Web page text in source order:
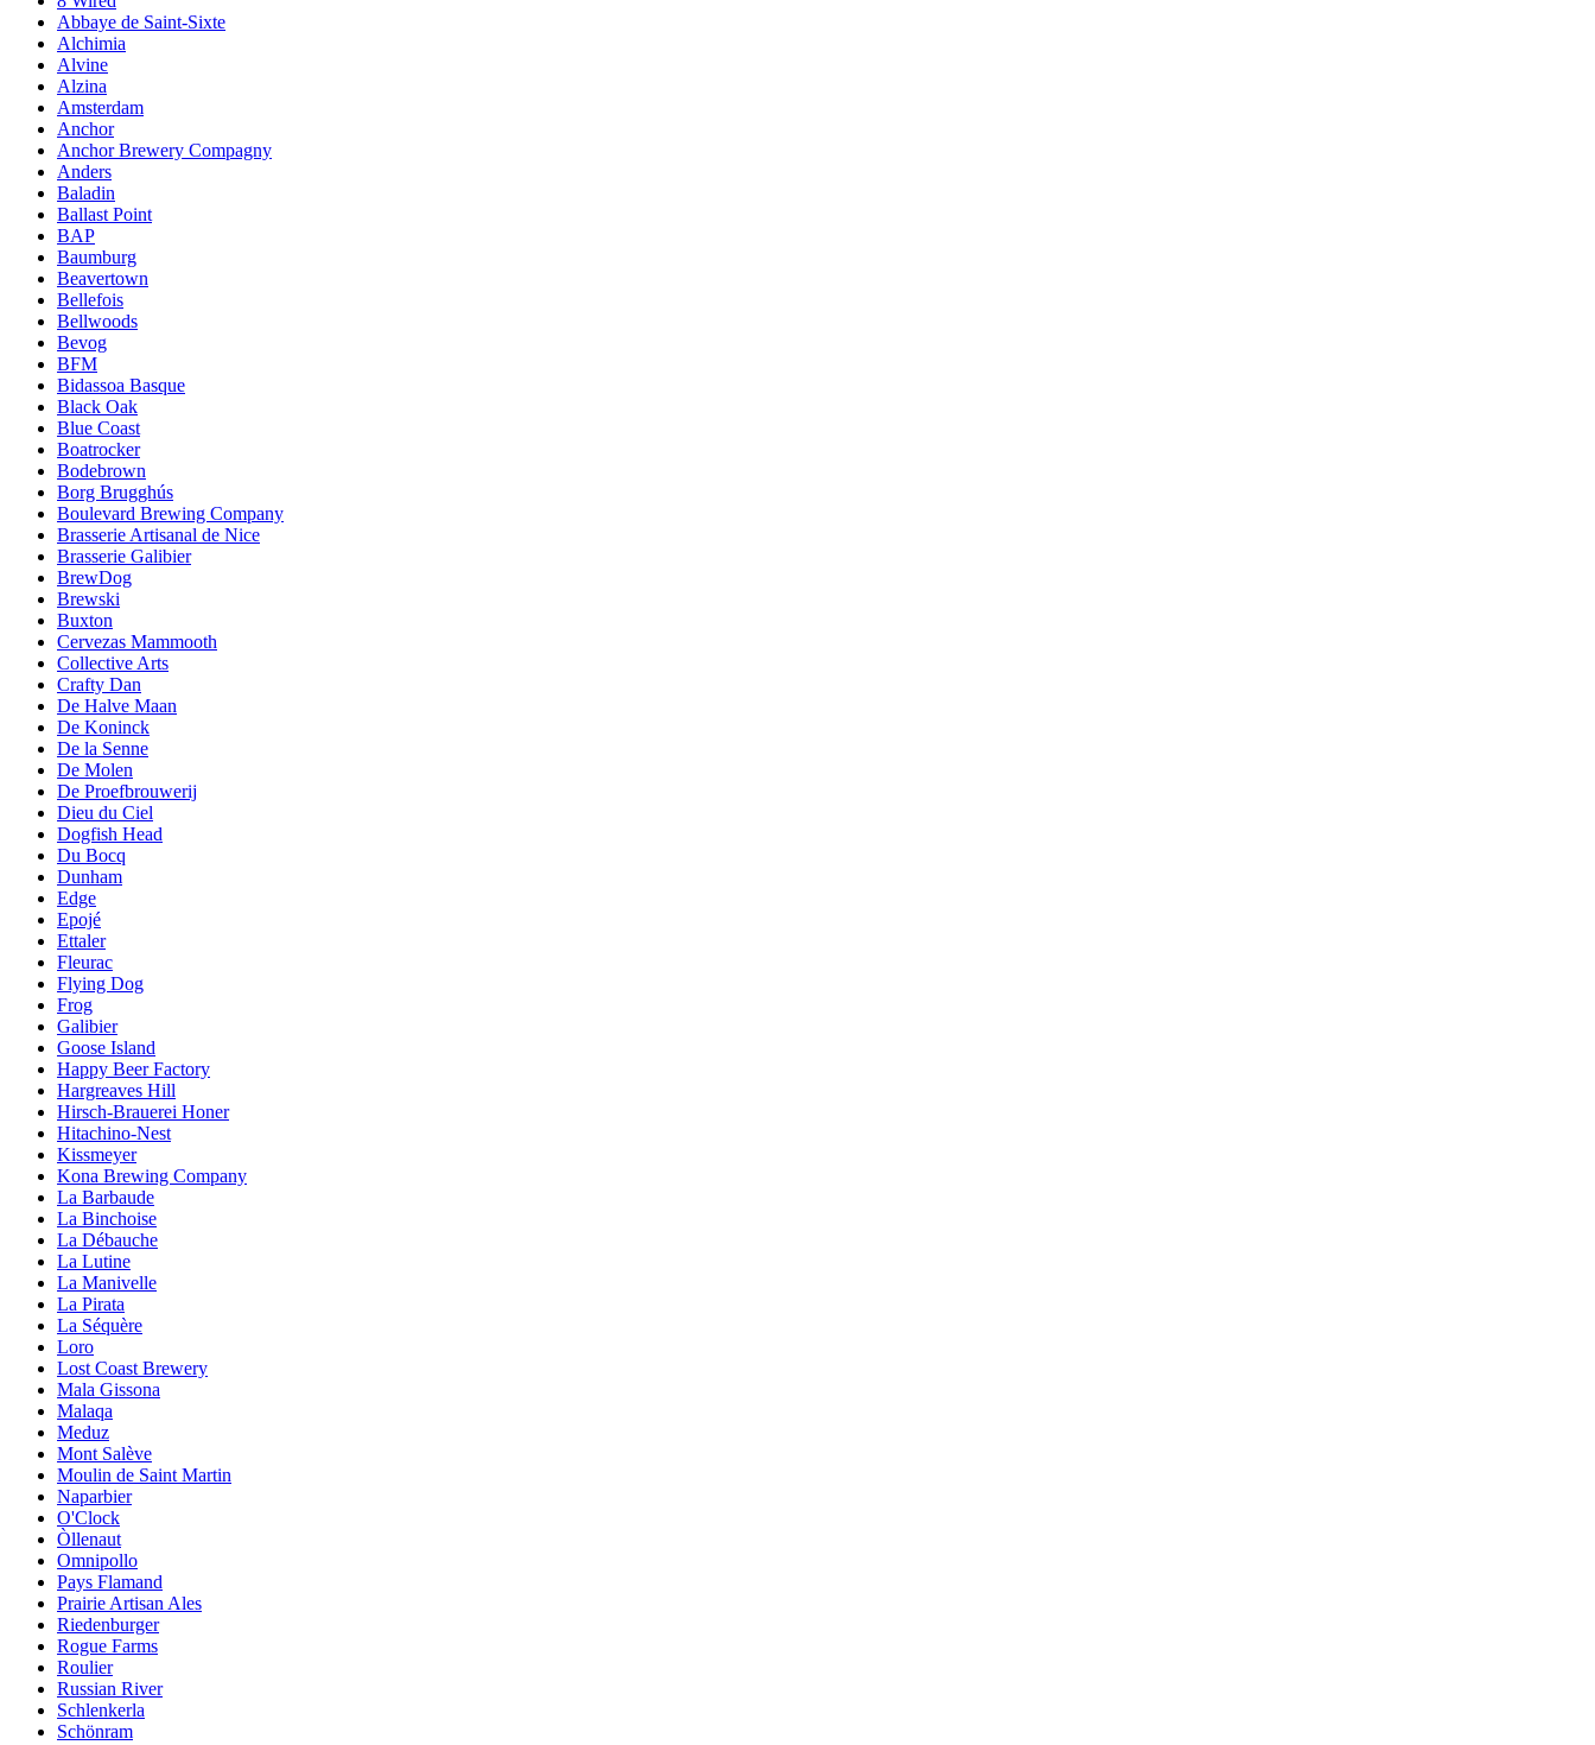
Abbaye de Saint-Sixte
Alchimia
Alvine
Alzina
Amsterdam
Anchor
Anchor Brewery Compagny
Anders
Baladin
Ballast Point
BAP
Baumburg
Beavertown
Bellefois
Bellwoods
Bevog
BFM
Bidassoa Basque
Black Oak
Blue Coast
Boatrocker
Bodebrown
Borg Brugghús
Boulevard Brewing Company
Brasserie Artisanal de Nice
Brasserie Galibier
BrewDog
Brewski
Buxton
Cervezas Mammooth
Collective Arts
Crafty Dan
De Halve Maan
De Koninck
De la Senne
De Molen
De Proefbrouwerij
Dieu du Ciel
Dogfish Head
Du Bocq
Dunham
Edge
Epojé
Ettaler
Fleurac
Flying Dog
Frog
Galibier
Goose Island
Happy Beer Factory
Hargreaves Hill
Hirsch-Brauerei Honer
Hitachino-Nest
Kissmeyer
Kona Brewing Company
La Barbaude
La Binchoise
La Débauche
La Lutine
La Manivelle
La Pirata
La Séquère
Loro
Lost Coast Brewery
Mala Gissona
Malaqa
Meduz
Mont Salève
Moulin de Saint Martin
Naparbier
O'Clock
Òllenaut
Omnipollo
Pays Flamand
Prairie Artisan Ales
Riedenburger
Rogue Farms
Roulier
Russian River
Schlenkerla
Schönram